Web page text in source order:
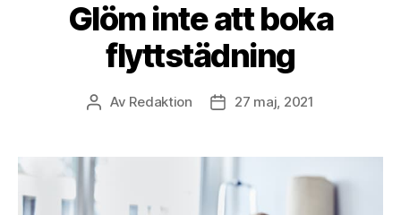
Glöm inte att boka
flyttstädning
Inläggsförfattare
Av Redaktion Inläggsdatum
27 maj, 2021